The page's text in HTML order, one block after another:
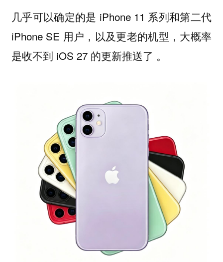
几乎可以确定的是 iPhone 11 系列和第二代
iPhone SE 用户，以及更老的机型，大概率
是收不到 iOS 27 的更新推送了 。